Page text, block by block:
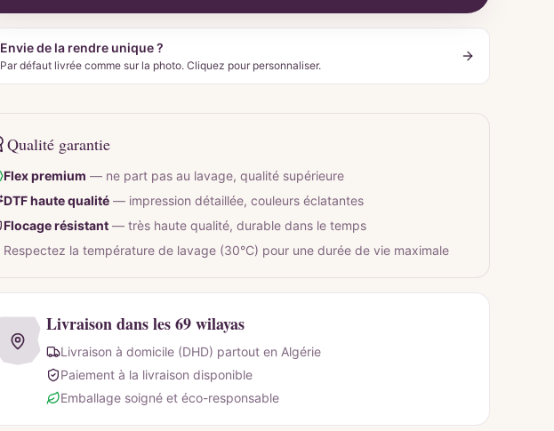
Envie de la rendre unique ?
Par défaut livrée comme sur la photo. Cliquez pour personnaliser.
Qualité garantie
Flex premium — ne part pas au lavage, qualité supérieure
DTF haute qualité — impression détaillée, couleurs éclatantes
Flocage résistant — très haute qualité, durable dans le temps
Respectez la température de lavage (30°C) pour une durée de vie maximale
Livraison dans les 69 wilayas
Livraison à domicile (DHD) partout en Algérie
Paiement à la livraison disponible
Emballage soigné et éco-responsable